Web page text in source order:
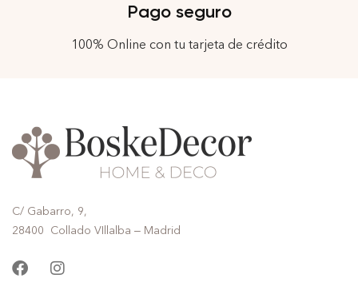
Pago seguro
100% Online con tu tarjeta de crédito
C/ Gabarro, 9,
28400 Collado VIllalba – Madrid